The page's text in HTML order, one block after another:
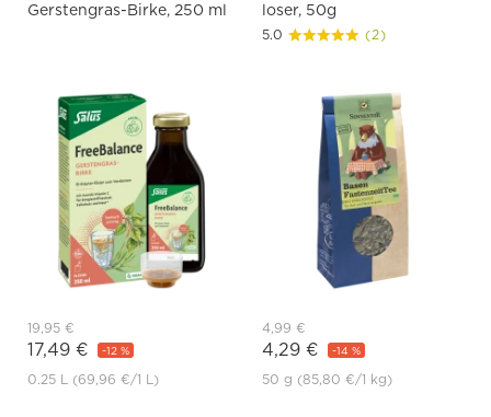
Gerstengras-Birke, 250 ml
19,95 €
17,49 € -12 %
0.25 L (69,96 €/1 L)
loser, 50g
5.0 (2)
4,99 €
4,29 € -14 %
50 g (85,80 €/1 kg)